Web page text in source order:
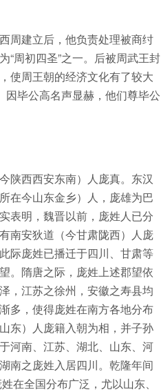
周建立后，他负责处理被商纣
“周初四圣”之一。后被周武王封
使周王朝的经济文化有了较大
因毕公高名声显赫，他们尊毕公
陕西西安东南）人庞真。东汉
在今山东金乡）人，庞雄为巴
表明，魏晋以前，庞姓人已分
南安狄道（今甘肃陇西）人庞
际庞姓已播迁于四川、甘肃等
。隋唐之际，庞姓上述郡望依
，江苏之徐州，安徽之寿县均
多，使得庞姓在南方各地分布
东）人庞籍入朝为相，并子孙
河南、江苏、湖北、山东、河
南之庞姓入居四川。乾隆年间
在全国分布广泛，尤以山东、